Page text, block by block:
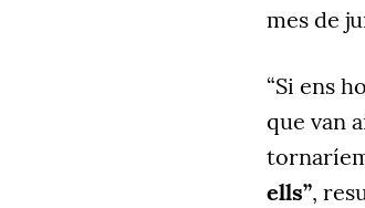
mes de
“Si ens
que van
ells”,